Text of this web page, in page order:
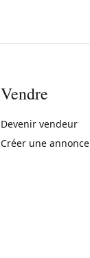
Vendre
Devenir vendeur
Créer une annonce